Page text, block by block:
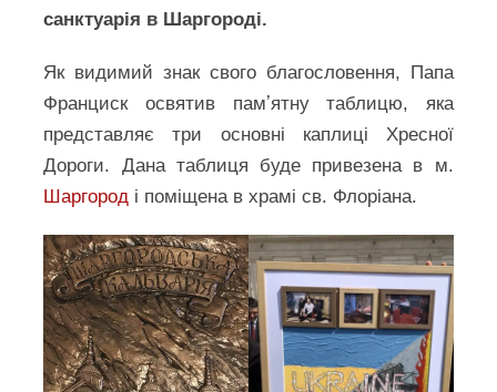
санктуарія в Шаргороді.
Як видимий знак свого благословення, Папа
Франциск освятив памʼятну таблицю, яка
представляє три основні каплиці Хресної
Дороги. Дана таблиця буде привезена в м.
Шаргород і поміщена в храмі св. Флоріана.